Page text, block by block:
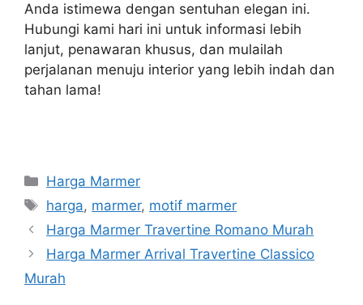
Anda istimewa dengan sentuhan elegan ini.
Hubungi kami hari ini untuk informasi lebih
lanjut, penawaran khusus, dan mulailah
perjalanan menuju interior yang lebih indah dan
tahan lama!
Kategori
Harga Marmer
Tag
harga, marmer, motif marmer
Harga Marmer Travertine Romano Murah
Harga Marmer Arrival Travertine Classico
Murah